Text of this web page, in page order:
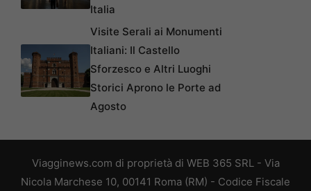
Italia
Visite Serali ai Monumenti
Italiani: Il Castello
Sforzesco e Altri Luoghi
Storici Aprono le Porte ad
Agosto
Viagginews.com di proprietà di WEB 365 SRL - Via
Nicola Marchese 10, 00141 Roma (RM) - Codice Fiscale